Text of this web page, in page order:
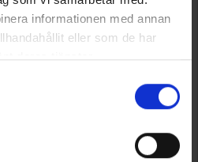
informationen med annan
eller som de har
deras tjänster.
Arvio: 3.9 5:sta tähdestä